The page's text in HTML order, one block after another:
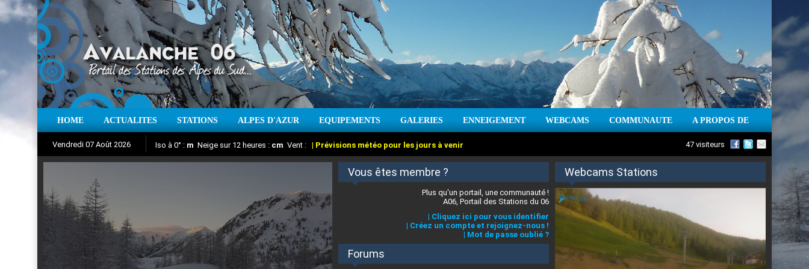
HOME ACTUALITES STATIONS ALPES D'AZUR EQUIPEMENTS GALERIES ENNEIGEMENT WEBCAMS COMMUNAUTE A PROPOS DE
Vendredi 07 Août 2026
Aujourd'hui : T° Min : °CT° Max :°C |Prévisions météo pour les jours à venir
Iso à 0° : m Neige sur 12 heures : cm Vent : | Prévisions météo pour les jours à venir
Suivez en direct l'actualité des stations des Alpes-Maritimes
47 visiteurs
Vous êtes membre ?
Plus qu'un portail, une communauté !
A06, Portail des Stations du 06
| Cliquez ici pour vous identifier
| Créez un compte et rejoignez-nous !
| Mot de passe oublié ?
Forums
Webcams Stations